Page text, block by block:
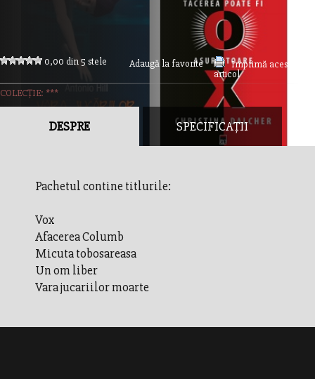
0,00 din 5 stele Adaugă la favorite
Imprimă acest
articol
COLECȚIE: ***
DESPRE SPECIFICAȚII
Pachetul contine titlurile:
Vox
Afacerea Columb
Micuta tobosareasa
Un om liber
Vara jucariilor moarte